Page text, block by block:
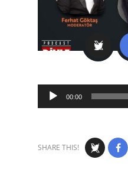
Audio
Player
00:00
SHARE THIS!